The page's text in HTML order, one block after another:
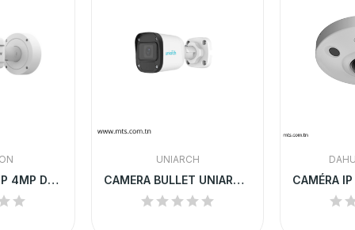
CAMERA TUBE IP 4MP DEEPIN VIEW ANPR IR...
UNIARCH
CAMERA BULLET UNIARCH IP 2MP IR30 AUDIO